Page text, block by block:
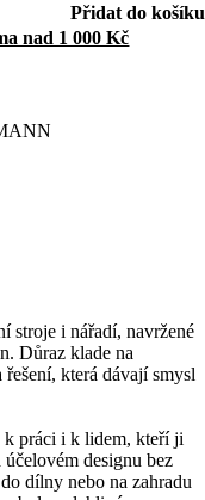
Přidat do košíku
nad 1 000 Kč
stroje i nářadí, navržené
Důraz klade na
která dávají smysl
práci i k lidem, kteří ji
designu bez
dílny nebo na zahradu